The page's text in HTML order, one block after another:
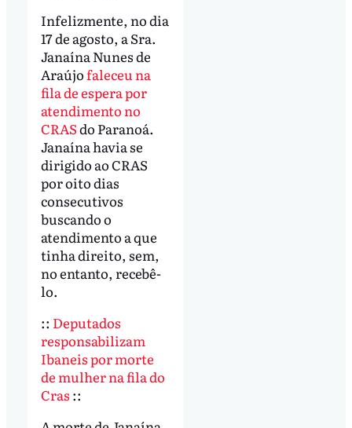
Infelizmente, no dia
17 de agosto, a Sra.
Janaína Nunes de
Araújofaleceu na
fila de espera por
atendimento no
CRASdo Paranoá.
Janaína havia se
dirigido ao CRAS
por oito dias
consecutivos
buscando o
atendimento a que
tinha direito, sem,
no entanto, recebê-
lo.
:: Deputados
responsabilizam
Ibaneis por morte
de mulher na fila do
Cras ::